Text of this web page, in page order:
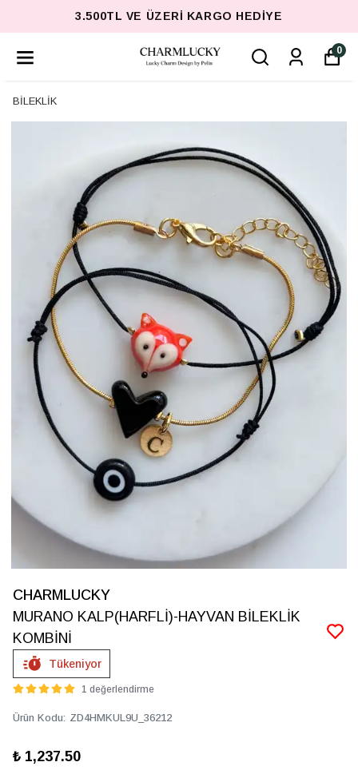
3.500TL VE ÜZERI KARGO HEDIYE
0
BİLEKLİK
CHARMLUCKY
MURANO KALP(HARFLİ)-HAYVAN BİLEKLİK
KOMBİNİ
Tükeniyor
1 değerlendirme
Ürün Kodu: ZD4HMKUL9U_36212
₺ 1,237.50